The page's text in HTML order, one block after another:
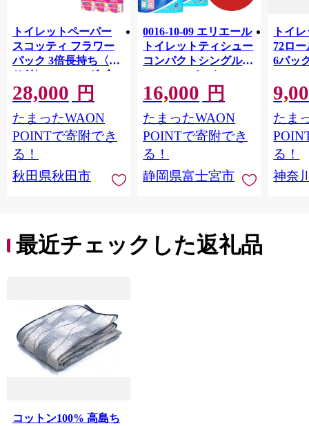
トイレットペーパー
スコッティ フラワー
パック 3倍長持ち〈香
り付〉4ロール(ダブ
ル)×12パック 日用品
最短翌日発送 [スコッ
ティ フラワーパック
トイレットペーパー
日本製紙クレシア] 秋
田県秋田市
28,000 円
たまったWAON
POINTで寄附でき
る！
秋田県秋田市
0016-10-09 エリエール
トイレットティシュー
コンパクトシングル 8
ロール×8パック 64ロ
ール 1.5倍巻 82.5m
トイレットペーパー
シングル パルプ100％
香りつき 日用品 消耗
品 備蓄
16,000 円
たまったWAON
POINTで寄附でき
る！
静岡県富士宮市
トイ
72ロ
6パッ
FSCリ
長巻タ
100％
防災
ペー
川県
トペー
たま
る！
神奈
最近チェックした返礼品
コットン100% 高島ち